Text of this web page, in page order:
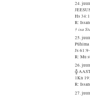
24.
Hs
R:
† isa
25.
Pühima
Js
R: Mu
26.
╬
1Kn
R:
27.